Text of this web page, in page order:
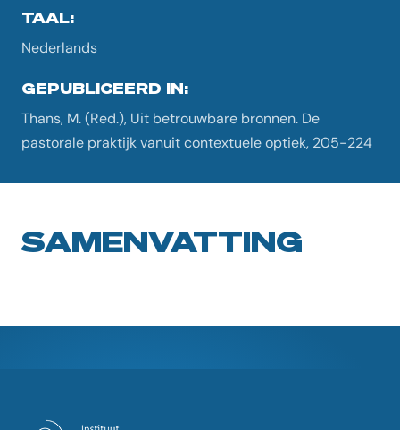
TAAL:
Nederlands
GEPUBLICEERD IN:
Thans, M. (Red.), Uit betrouwbare bronnen. De
pastorale praktijk vanuit contextuele optiek, 205-224
SAMENVATTING